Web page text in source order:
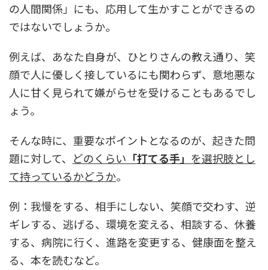
の人間関係」にも、応用して生かすことができるの
ではないでしょうか。
例えば、あなた自身が、ひとりさんの教え通り、笑
顔で人に優しく接しているにも関わらず、意地悪な
人に甘く見られて嫌がらせを受けることもあるでし
ょう。
そんな時に、重要なポイントとなるのが、起きた問
題に対して、
どのくらい 「打てる手」 を選択肢とし
て持っているかどうか。
例：我慢をする、相手にしない、笑顔で交わす、逆
ギレする、逃げる、環境を変える、相談する、休養
する、病院に行く、進路を変更する、健康面を整え
る、本を読むなど。